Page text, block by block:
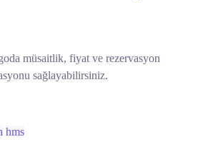
müsaitlik, fiyat ve rezervasyon
sağlayabilirsiniz.
hms